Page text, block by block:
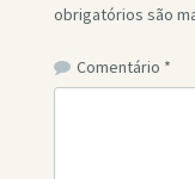
obrigatórios são
Comentário *